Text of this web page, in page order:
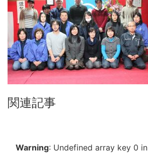
関連記事
Warning: Undefined array key 0 in